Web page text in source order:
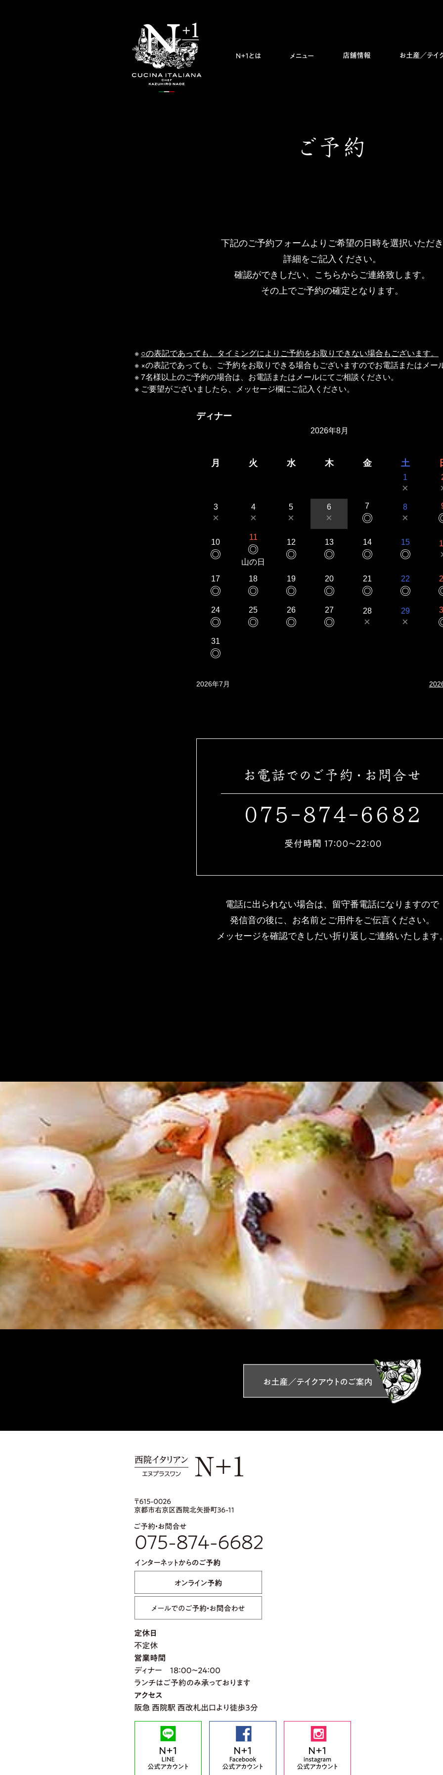
下記のご予約フォームよりご希望の日時を選択いただき
詳細をご記入ください。
確認ができしだい、こちらからご連絡致します。
その上でご予約の確定となります。
※ ○の表記であっても、タイミングによりご予約をお取りできない場合もございます。
※ ×の表記であっても、ご予約をお取りできる場合もございますのでお電話またはメー
※ 7名様以上のご予約の場合は、お電話またはメールにてご相談ください。
※ ご要望がございましたら、メッセージ欄にご記入ください。
ディナー
2026年8月
月 火 水 木 金 土
1
×
3
×
4
×
5
×
6
×
7
◎
8
×
10
◎
11
◎
山の日
12
◎
13
◎
14
◎
15
◎
17
◎
18
◎
19
◎
20
◎
21
◎
22
◎
24
◎
25
◎
26
◎
27
◎
28
×
29
×
31
◎
2026年7月
電話に出られない場合は、留守番電話になりますので
発信音の後に、お名前とご用件をご伝言ください。
メッセージを確認できしだい折り返しご連絡いたします